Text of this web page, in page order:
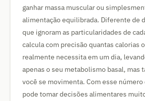
ganhar massa muscular ou
alimentação equilibrada. Diferente de
que ignoram as particularidades de
calcula com precisão quantas calorias
realmente necessita em um dia,
apenas o seu metabolismo basal, mas
você se movimenta. Com esse número
pode tomar decisões alimentares